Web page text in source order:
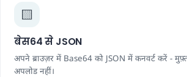
🟨
बेस64 से JSON
अपने ब्राउज़र में Base64 को JSON में कनवर्ट करें -
अपलोड नहीं।